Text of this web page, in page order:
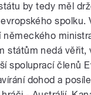
by tedy měl
spolku.
státům nedá věřit,
spoluprací členů
dohod a